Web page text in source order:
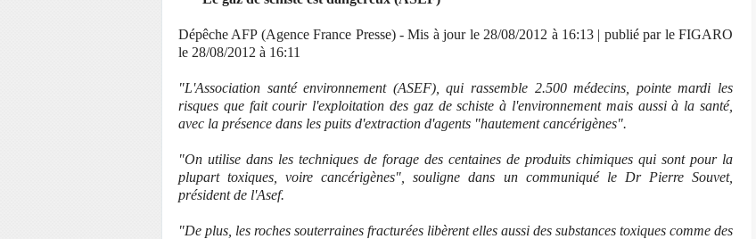
Dépêche AFP (Agence France Presse) - Mis à jour le 28/08/2012 à 16:13 | publié par le FIGARO
le 28/08/2012 à 16:11
"L'Association santé environnement (ASEF), qui rassemble 2.500 médecins, pointe mardi les
risques que fait courir l'exploitation des gaz de schiste à l'environnement mais aussi à la santé,
avec la présence dans les puits d'extraction d'agents "hautement cancérigènes".
"On utilise dans les techniques de forage des centaines de produits chimiques qui sont pour la
plupart toxiques, voire cancérigènes", souligne dans un communiqué le Dr Pierre Souvet,
président de l'Asef.
"De plus, les roches souterraines fracturées libèrent elles aussi des substances toxiques comme des